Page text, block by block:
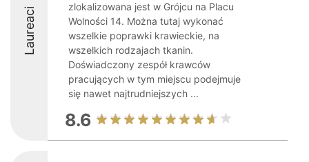
Laureaci
zlokalizowana jest w Grójcu na Placu
Wolności 14. Można tutaj wykonać
wszelkie poprawki krawieckie, na
wszelkich rodzajach tkanin.
Doświadczony zespół krawców
pracujących w tym miejscu podejmuje
się nawet najtrudniejszych ...
8.6